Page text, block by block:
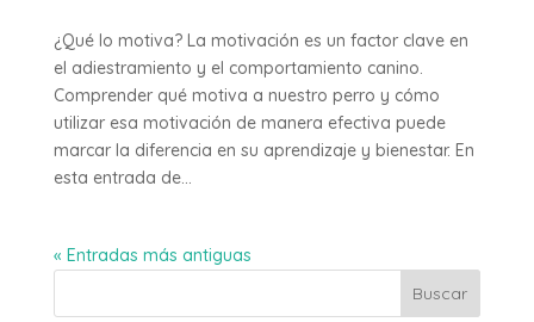
¿Qué lo motiva? La motivación es un factor clave en
el adiestramiento y el comportamiento canino.
Comprender qué motiva a nuestro perro y cómo
utilizar esa motivación de manera efectiva puede
marcar la diferencia en su aprendizaje y bienestar. En
esta entrada de...
« Entradas más antiguas
Buscar